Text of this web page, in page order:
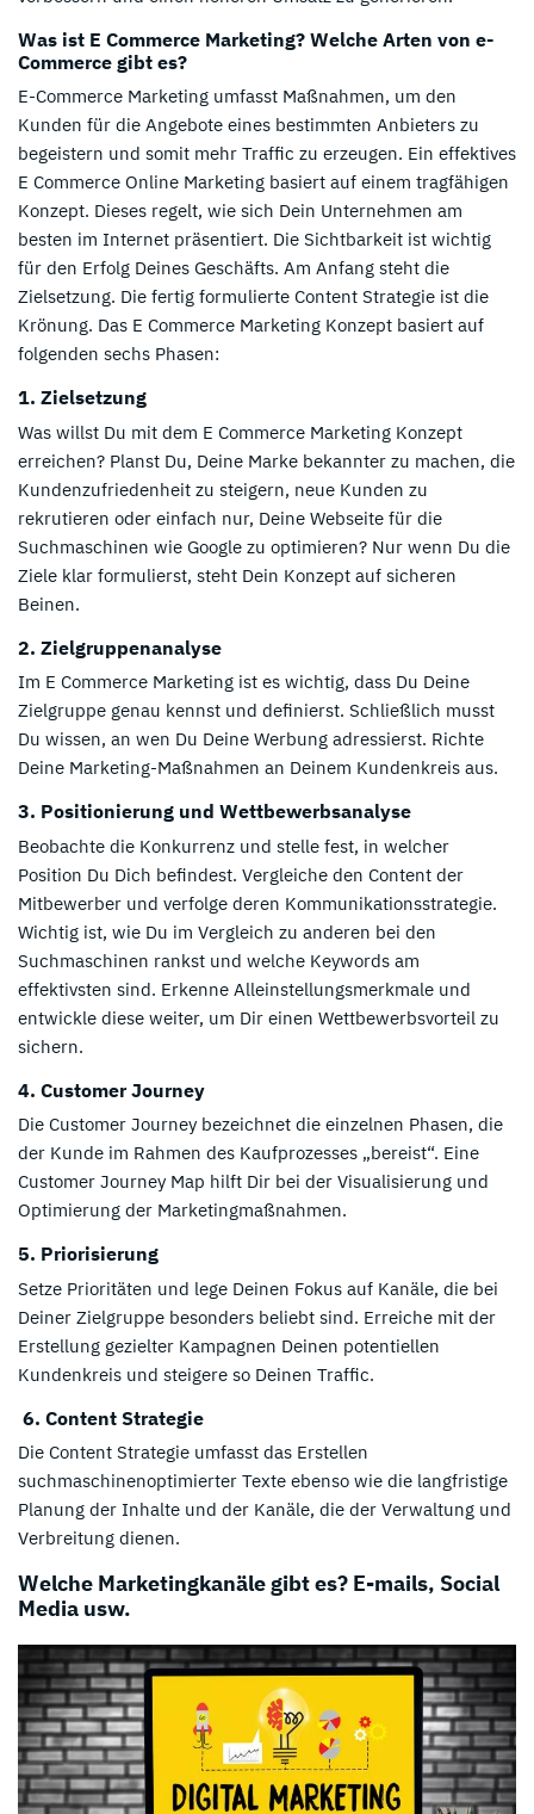
Was ist E Commerce Marketing? Welche Arten von e-
Commerce gibt es?
E-Commerce Marketing umfasst Maßnahmen, um den
Kunden für die Angebote eines bestimmten Anbieters zu
begeistern und somit mehr Traffic zu erzeugen. Ein effektives
E Commerce Online Marketing basiert auf einem tragfähigen
Konzept. Dieses regelt, wie sich Dein Unternehmen am
besten im Internet präsentiert. Die Sichtbarkeit ist wichtig
für den Erfolg Deines Geschäfts. Am Anfang steht die
Zielsetzung. Die fertig formulierte Content Strategie ist die
Krönung. Das E Commerce Marketing Konzept basiert auf
folgenden sechs Phasen:
1. Zielsetzung
Was willst Du mit dem E Commerce Marketing Konzept
erreichen? Planst Du, Deine Marke bekannter zu machen, die
Kundenzufriedenheit zu steigern, neue Kunden zu
rekrutieren oder einfach nur, Deine Webseite für die
Suchmaschinen wie Google zu optimieren? Nur wenn Du die
Ziele klar formulierst, steht Dein Konzept auf sicheren
Beinen.
2. Zielgruppenanalyse
Im E Commerce Marketing ist es wichtig, dass Du Deine
Zielgruppe genau kennst und definierst. Schließlich musst
Du wissen, an wen Du Deine Werbung adressierst. Richte
Deine Marketing-Maßnahmen an Deinem Kundenkreis aus.
3. Positionierung und Wettbewerbsanalyse
Beobachte die Konkurrenz und stelle fest, in welcher
Position Du Dich befindest. Vergleiche den Content der
Mitbewerber und verfolge deren Kommunikationsstrategie.
Wichtig ist, wie Du im Vergleich zu anderen bei den
Suchmaschinen rankst und welche Keywords am
effektivsten sind. Erkenne Alleinstellungsmerkmale und
entwickle diese weiter, um Dir einen Wettbewerbsvorteil zu
sichern.
4. Customer Journey
Die Customer Journey bezeichnet die einzelnen Phasen, die
der Kunde im Rahmen des Kaufprozesses „bereist“. Eine
Customer Journey Map hilft Dir bei der Visualisierung und
Optimierung der Marketingmaßnahmen.
5. Priorisierung
Setze Prioritäten und lege Deinen Fokus auf Kanäle, die bei
Deiner Zielgruppe besonders beliebt sind. Erreiche mit der
Erstellung gezielter Kampagnen Deinen potentiellen
Kundenkreis und steigere so Deinen Traffic.
6. Content Strategie
Die Content Strategie umfasst das Erstellen
suchmaschinenoptimierter Texte ebenso wie die langfristige
Planung der Inhalte und der Kanäle, die der Verwaltung und
Verbreitung dienen.
Welche Marketingkanäle gibt es? E-mails, Social
Media usw.